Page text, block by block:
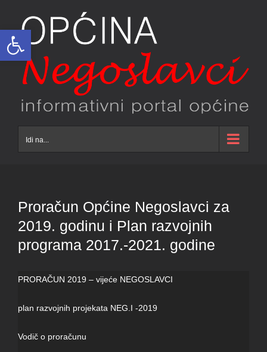
Open toolbar
content
Idi na...
Proračun Općine Negoslavci za
2019. godinu i Plan razvojnih
programa 2017.-2021. godine
PRORAČUN 2019 – vijeće NEGOSLAVCI
plan razvojnih projekata NEG.I -2019
Vodič o proračunu